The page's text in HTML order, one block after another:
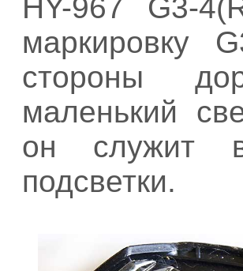
HY-967 G3-
маркировку
стороны
маленький
он служит в
подсветки.